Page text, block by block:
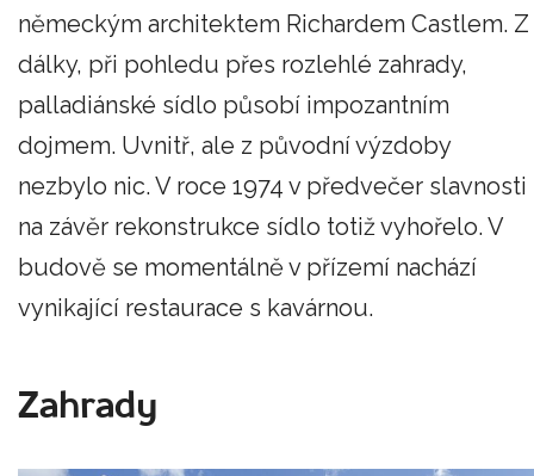
německým architektem Richardem Castlem. Z
dálky, při pohledu přes rozlehlé zahrady,
palladiánské sídlo působí impozantním
dojmem. Uvnitř, ale z původní výzdoby
nezbylo nic. V roce 1974 v předvečer slavnosti
na závěr rekonstrukce sídlo totiž vyhořelo. V
budově se momentálně v přízemí nachází
vynikající restaurace s kavárnou.
Zahrady